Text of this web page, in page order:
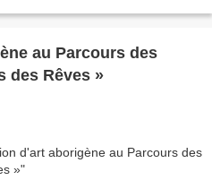
au Parcours des
des Rêves »